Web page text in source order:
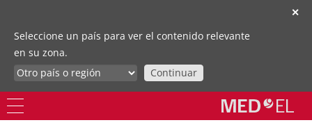
✕
Seleccione un país para ver el contenido relevante
en su zona.
Continuar